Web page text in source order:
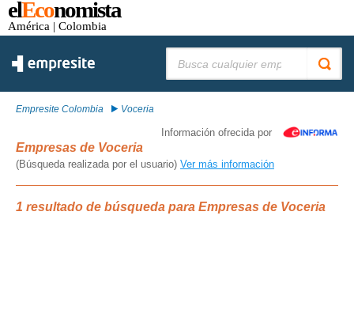
elEconomista
América | Colombia
Empresite Colombia Voceria
Información ofrecida por
Empresas de Voceria
(Búsqueda realizada por el usuario) Ver más información
1 resultado de búsqueda para Empresas de Voceria